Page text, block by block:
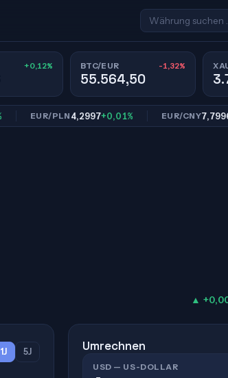
+0,12% BTC/EUR -1,32%
55.564,50
EUR/PLN4,2997+0,01% EUR/CNY7,7996
▲
1J 5J Umrechnen
USD — US-DOLLAR